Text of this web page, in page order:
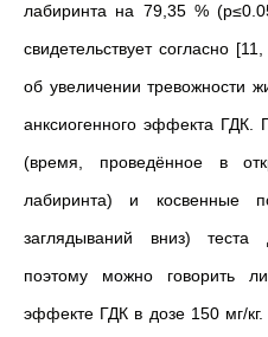
лабиринта на 79,35 %
свидетельствует согласно
об увеличении тревожности
анксиогенного эффекта ГДК.
(время, проведённое в
лабиринта) и косвенные
заглядываний вниз) теста
поэтому можно говорить
эффекте ГДК в дозе 150 мг/